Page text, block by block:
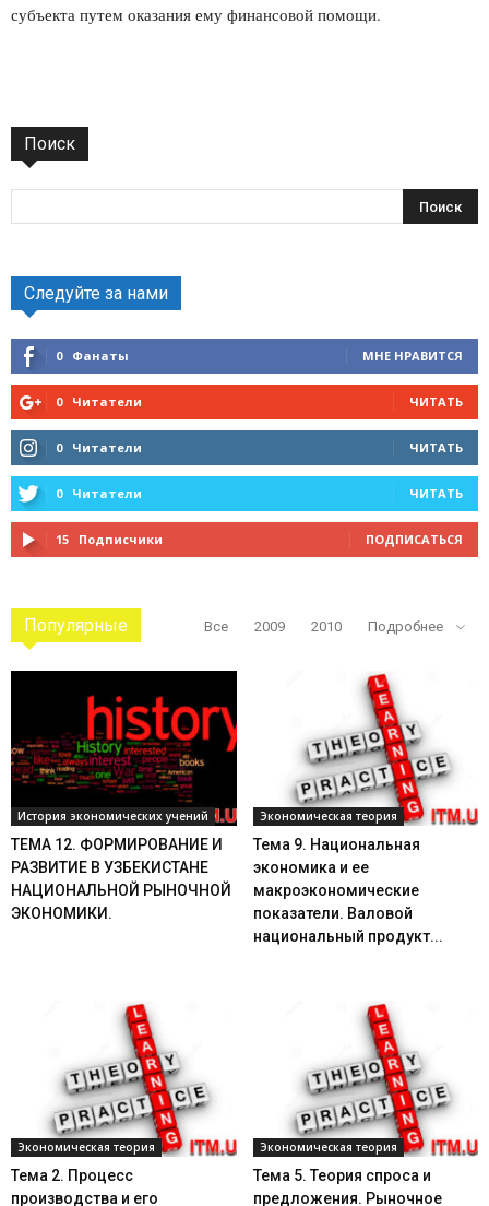
субъекта путем оказания ему финансовой помощи.
Поиск
Следуйте за нами
0 Фанаты МНЕ НРАВИТСЯ
0 Читатели ЧИТАТЬ
0 Читатели ЧИТАТЬ
0 Читатели ЧИТАТЬ
15 Подписчики ПОДПИСАТЬСЯ
Популярные Все 2009 2010 Подробнее
История экономических учений
ТЕМА 12. ФОРМИРОВАНИЕ И
РАЗВИТИЕ В УЗБЕКИСТАНЕ
НАЦИОНАЛЬНОЙ РЫНОЧНОЙ
ЭКОНОМИКИ.
Экономическая теория
Тема 9. Национальная
экономика и ее
макроэкономические
показатели. Валовой
национальный продукт...
Экономическая теория
Тема 2. Процесс
производства и его
Экономическая теория
Тема 5. Теория спроса и
предложения. Рыночное